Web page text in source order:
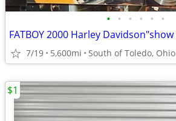
• • • • • •
FATBOY 2000 Harley
7/19 5,600mi South of Toledo, Ohio
$1